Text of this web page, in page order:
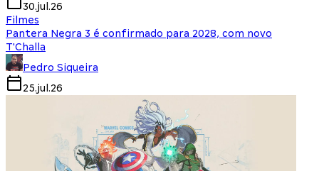
30.jul.26
Filmes
Pantera Negra 3 é confirmado para 2028, com novo
T'Challa
Pedro Siqueira
25.jul.26